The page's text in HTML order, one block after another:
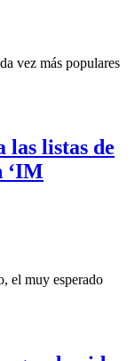
vez más populares
las listas de
‘IM
el muy esperado